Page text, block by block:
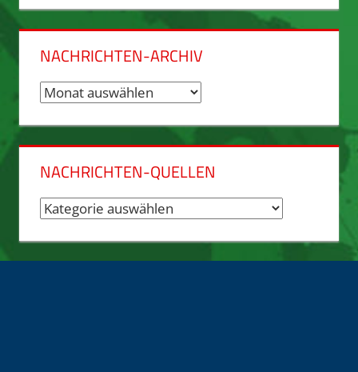
NACHRICHTEN-ARCHIV
Nachrichten-
NACHRICHTEN-QUELLEN
Nachrichten-